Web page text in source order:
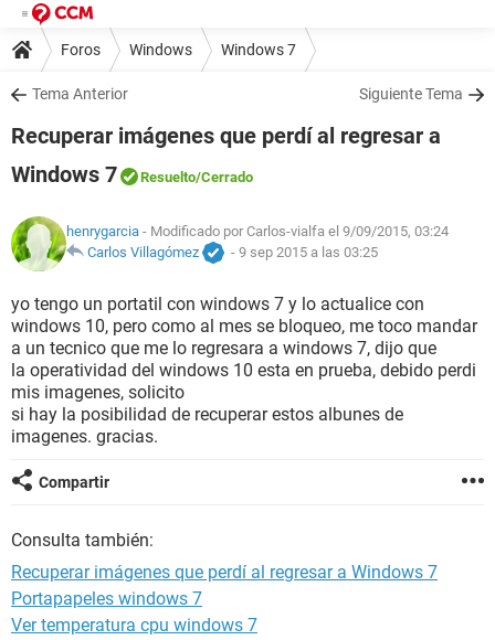
Foros Windows Windows 7
Tema Anterior Siguiente Tema
Recuperar imágenes que perdí al regresar a
Windows 7
Resuelto/Cerrado
henrygarcia - Modificado por Carlos-vialfa el 9/09/2015, 03:24
Carlos Villagómez
- 9 sep 2015 a las 03:25
yo tengo un portatil con windows 7 y lo actualice con
windows 10, pero como al mes se bloqueo, me toco mandar
a un tecnico que me lo regresara a windows 7, dijo que
la operatividad del windows 10 esta en prueba, debido perdi
mis imagenes, solicito
si hay la posibilidad de recuperar estos albunes de
imagenes. gracias.
Compartir
Consulta también:
Recuperar imágenes que perdí al regresar a Windows 7
Portapapeles windows 7
Ver temperatura cpu windows 7